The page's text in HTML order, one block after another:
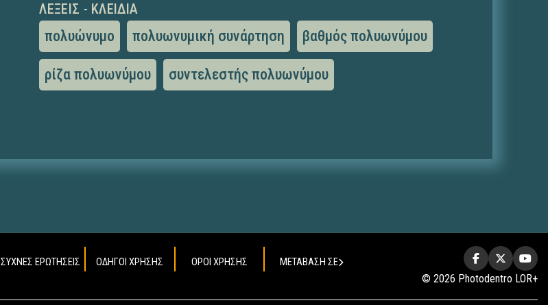
ΛΈΞΕΙΣ - ΚΛΕΙΔΙΆ
πολυώνυμο πολυωνυμική συνάρτηση βαθμός πολυωνύμου
ρίζα πολυωνύμου συντελεστής πολυωνύμου
ΣΥΧΝΕΣ ΕΡΩΤΗΣΕΙΣ ΟΔΗΓΟΙ ΧΡΗΣΗΣ ΟΡΟΙ ΧΡΗΣΗΣ ΜΕΤΑΒΑΣΗ ΣΕ
© 2026 Photodentro LOR+